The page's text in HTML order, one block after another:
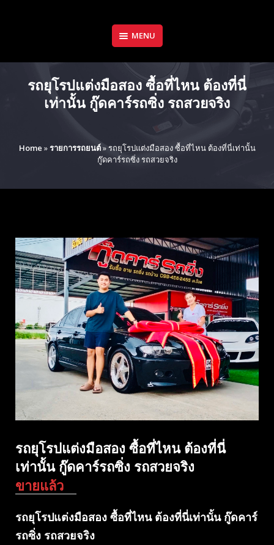
MENU
รถยุโรปแต่งมือสอง ซื้อที่ไหน ต้องที่นี่
เท่านั้น กู๊ดคาร์รถซิ่ง รถสวยจริง
Home »รายการรถยนต์»รถยุโรปแต่งมือสอง ซื้อที่ไหน ต้องที่นี่เท่านั้น
กู๊ดคาร์รถซิ่ง รถสวยจริง
รถยุโรปแต่งมือสอง ซื้อที่ไหน ต้องที่นี่
เท่านั้น กู๊ดคาร์รถซิ่ง รถสวยจริง
ขายแล้ว
รถยุโรปแต่งมือสอง ซื้อที่ไหน ต้องที่นี่เท่านั้น กู๊ดคาร์
รถซิ่ง รถสวยจริง